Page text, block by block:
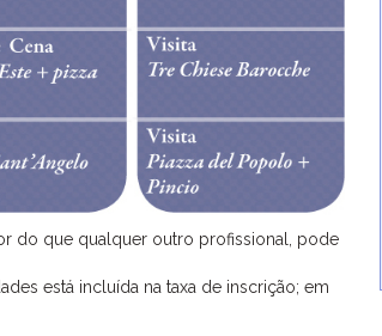
do que qualquer outro profissional, pode
está incluída na taxa de inscrição; em